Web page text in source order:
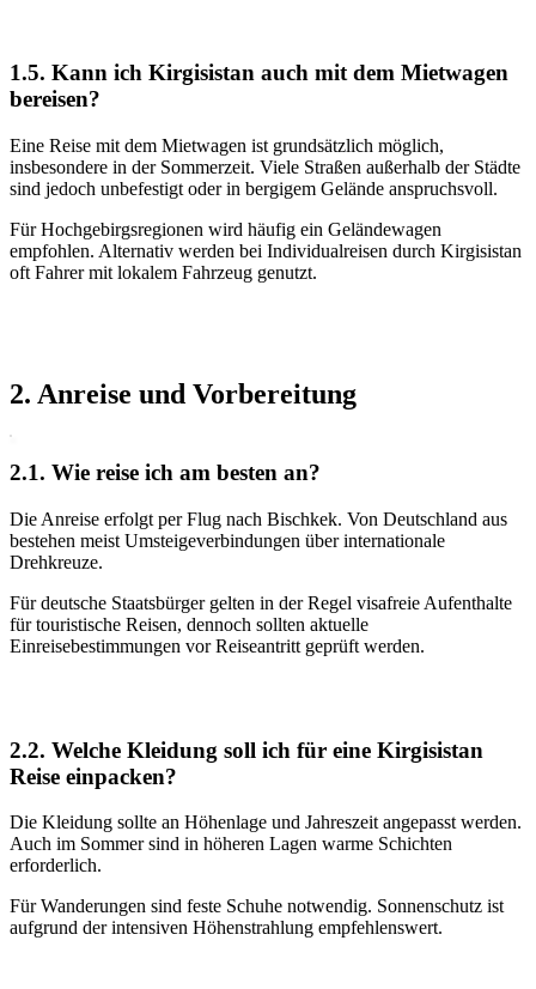
1.5. Kann ich Kirgisistan auch mit dem Mietwagen
bereisen?
Eine Reise mit dem Mietwagen ist grundsätzlich möglich,
insbesondere in der Sommerzeit. Viele Straßen außerhalb der Städte
sind jedoch unbefestigt oder in bergigem Gelände anspruchsvoll.
Für Hochgebirgsregionen wird häufig ein Geländewagen
empfohlen. Alternativ werden bei Individualreisen durch Kirgisistan
oft Fahrer mit lokalem Fahrzeug genutzt.
2. Anreise und Vorbereitung
2.1. Wie reise ich am besten an?
Die Anreise erfolgt per Flug nach Bischkek. Von Deutschland aus
bestehen meist Umsteigeverbindungen über internationale
Drehkreuze.
Für deutsche Staatsbürger gelten in der Regel visafreie Aufenthalte
für touristische Reisen, dennoch sollten aktuelle
Einreisebestimmungen vor Reiseantritt geprüft werden.
2.2. Welche Kleidung soll ich für eine Kirgisistan
Reise einpacken?
Die Kleidung sollte an Höhenlage und Jahreszeit angepasst werden.
Auch im Sommer sind in höheren Lagen warme Schichten
erforderlich.
Für Wanderungen sind feste Schuhe notwendig. Sonnenschutz ist
aufgrund der intensiven Höhenstrahlung empfehlenswert.